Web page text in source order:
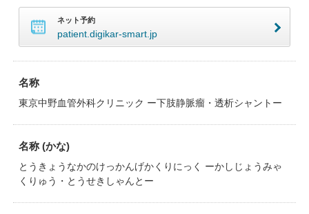
ネット予約
patient.digikar-smart.jp
名称
東京中野血管外科クリニック ー下肢静脈瘤・透析シャントー
名称 (かな)
とうきょうなかのけっかんげかくりにっく ーかしじょうみゃ
くりゅう・とうせきしゃんとー